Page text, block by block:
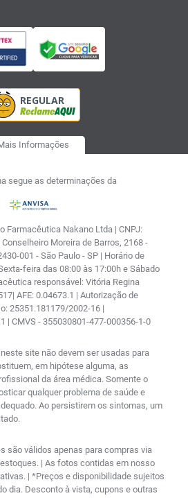
Informações
segue as determinações da
Farmacêutica Nakano Ltda | CNPJ:
Moreira de Barros, 2168 -
001 - São Paulo - SP | Horário de
feira das 08:00 às 17:00h e Sábado
responsável: Vitória Regina
AFE: 0.04673.1 | Autorização de
25351.181179/2002-16 |
| CMVS - 355030801-477-000356-1-0
site não devem ser usadas para
em hipótese alguma, as
da área médica. Somente o
qualquer problema de saúde e
Ao persistirem os sintomas, um
são válidos apenas para compras via
| As fotos contidas em nosso
| *Preços e disponibilidade sujeitos
dia. Desconto à vista, cupons e outras